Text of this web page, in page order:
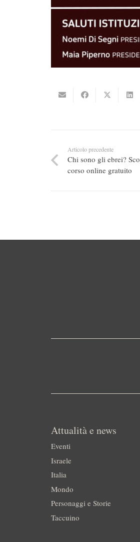
Articolo precedente
Chi sono gli ebrei?
corso online gratuito
Attualità e news
Eventi
Israele
Italia
Mondo
Personaggi e Storie
Taccuino